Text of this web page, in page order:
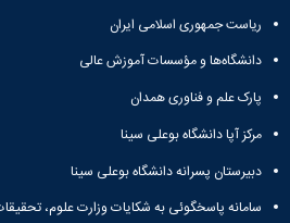
ریاست جمهوری اسلامی ایران
دانشگاه‌ها و مؤسسات آموزش عالی
پارک علم و فناوری همدان
مرکز آپا دانشگاه بوعلی سینا
دبیرستان پسرانه دانشگاه بوعلی سینا
سامانه پاسخگوئی به شکایات وزارت علوم،